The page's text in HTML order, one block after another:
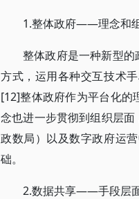
1.整体政府——理念和
整体政府是一种新型
方式，运用各种交互技术
[12]整体政府作为平台化的
念也进一步贯彻到组织层面
政数局）以及数字政府运
础。
2.数据共享——手段层